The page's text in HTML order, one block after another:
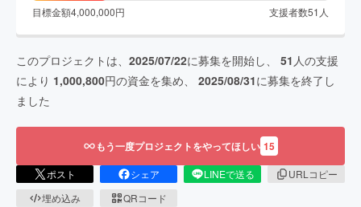
目標金額4,000,000円 支援者数51 人
このプロジェクトは、 2025/07/22に募集を開始し、 51 人の支援
により 1,000,800円の資金を集め、 2025/08/31に募集を終了し
ました
もう一度プロジェクトをやってほしい 15
ポスト シェア LINEで送る
URLコピー
埋め込み
QRコード